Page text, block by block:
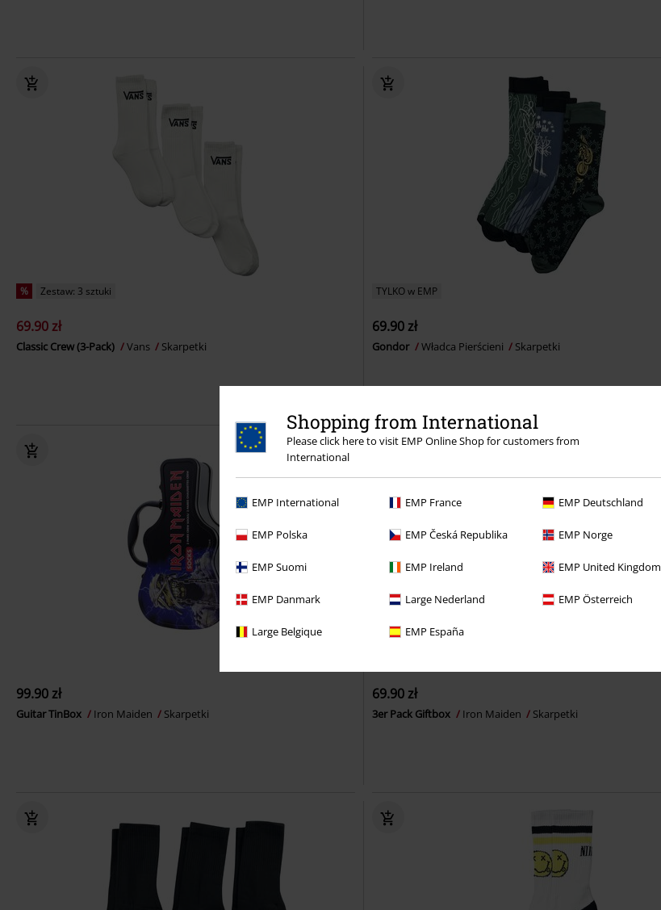
Shopping from International
Please click here to visit EMP Online Shop for customers from
International
EMP International EMP France EMP Deutschland
EMP Polska EMP Česká Republika EMP Norge
EMP Suomi EMP Ireland EMP United Kingdom
EMP Danmark Large Nederland EMP Österreich
Large Belgique EMP España
% Zestaw: 3 sztuki
69.90 zł
Classic Crew (3-Pack) Vans Skarpetki
TYLKO w EMP
69.90 zł
Gondor Władca Pierścieni Skarpetki
99.90 zł
Guitar TinBox Iron Maiden Skarpetki
69.90 zł
3er Pack Giftbox Iron Maiden Skarpetki